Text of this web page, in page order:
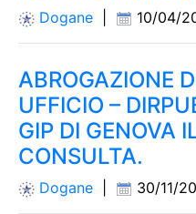
Dogane 10/04/
ABROGAZIONE
UFFICIO –
GIP DI GENOVA
CONSULTA.
Dogane 30/11/